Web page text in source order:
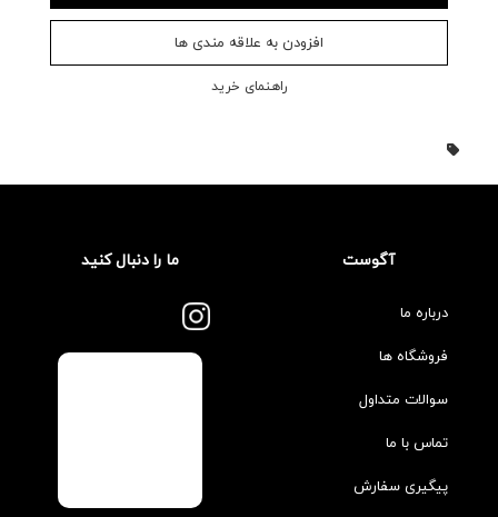
افزودن به علاقه مندی ها
راهنمای خرید
آگوست
درباره ما
فروشگاه ها
سوالات متداول
تماس با ما
پیگیری سفارش
ما را دنبال کنید